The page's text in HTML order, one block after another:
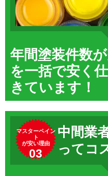
年間塗装件数
を一括で安く
きています！
マスターペイン
ト
が安い理由
03
中間業
ってコ